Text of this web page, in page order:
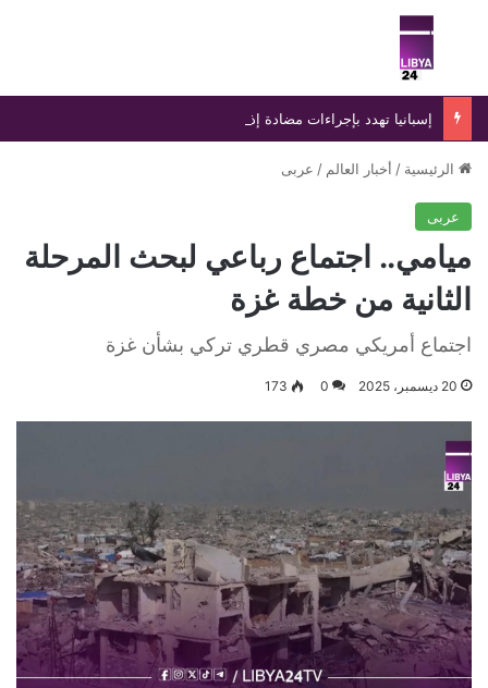
بحث عن
الرئيسية / أخبار العالم / عربى
عربى
ميامي.. اجتماع رباعي لبحث المرحلة
الثانية من خطة غزة
اجتماع أمريكي مصري قطري تركي بشأن غزة
20 ديسمبر، 2025 0
173